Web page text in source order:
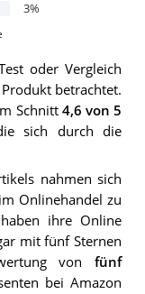
3%
oder Vergleich
betrachtet.
Schnitt 4,6 von 5
sich durch die
nahmen sich
Onlinehandel zu
ihre Online
mit fünf Sternen
von fünf
bei Amazon